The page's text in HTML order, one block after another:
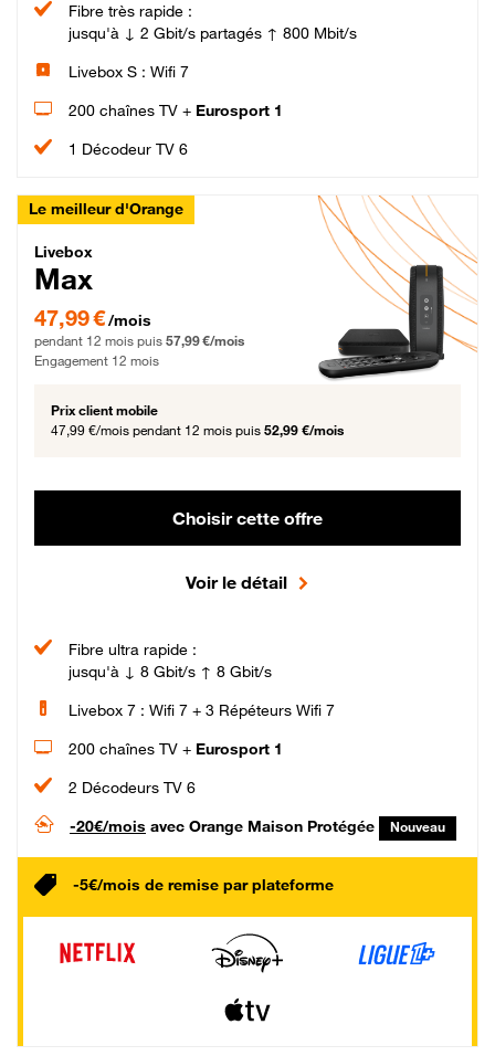
Fibre très rapide :
jusqu'à ↓ 2 Gbit/s partagés ↑ 800 Mbit/s
Livebox S : Wifi 7
200 chaînes TV + Eurosport 1
1 Décodeur TV 6
Le meilleur d'Orange
Livebox Max Fibre
Livebox
Max
47,99 € par mois pendant 12 mois puis 57,99 € par mois, Engagement 12 mois
47,99 €/mois
pendant 12 mois puis 57,99 €/mois
Engagement 12 mois
Prix client mobile
47,99 €/mois pendant 12 mois puis 52,99 €/mois
Choisir cette offre
Voir le détail
Fibre ultra rapide :
jusqu'à ↓ 8 Gbit/s ↑ 8 Gbit/s
Livebox 7 : Wifi 7 + 3 Répéteurs Wifi 7
200 chaînes TV + Eurosport 1
2 Décodeurs TV 6
-20€/mois avec Orange Maison Protégée Nouveau
-5€/mois de remise par plateforme